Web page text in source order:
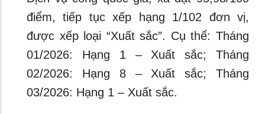
điểm, tiếp tục xếp hạng 1/102 đơn vị,
được xếp loại “Xuất sắc”. Cụ thể: Tháng
01/2026: Hạng 1 – Xuất sắc; Tháng
02/2026: Hạng 8 – Xuất sắc; Tháng
03/2026: Hạng 1 – Xuất sắc.